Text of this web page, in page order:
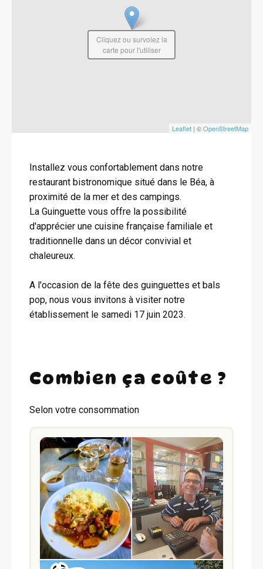
Leaflet | ©OpenStreetMap
Cliquez ou survolez la
carte pour l'utiliser
Installez vous confortablement dans notre
restaurant bistronomique situé dans le Béa, à
proximité de la mer et des campings.
La Guinguette vous offre la possibilité
d'apprécier une cuisine française familiale et
traditionnelle dans un décor convivial et
chaleureux.
A l'occasion de la fête des guinguettes et bals
pop, nous vous invitons à visiter notre
établissement le samedi 17 juin 2023.
Combien ça coûte ?
Selon votre consommation